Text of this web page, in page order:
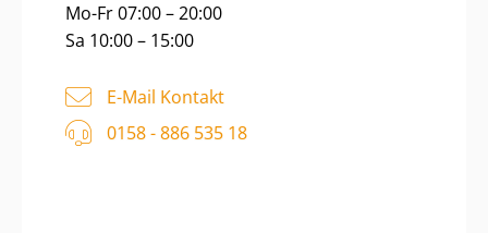
Mo-Fr 07:00 – 20:00
Sa 10:00 – 15:00
E-Mail Kontakt
0158 - 886 535 18